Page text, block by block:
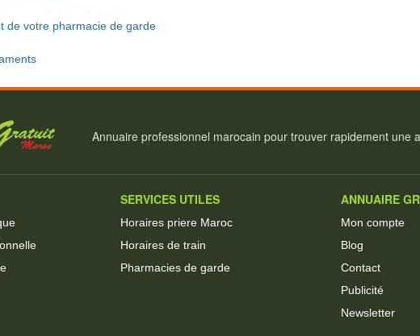
de votre pharmacie de garde
Annuaire professionnel marocain pour trouver rapidement
SERVICES UTILES
Horaires priere Maroc
Horaires de train
Pharmacies de garde
ANNUAIRE
Mon compte
Blog
Contact
Publicité
Newsletter